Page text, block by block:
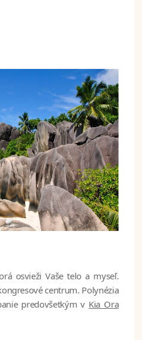
osvieži Vaše telo a myseľ.
centrum. Polynézia
predovšetkým v Kia Ora